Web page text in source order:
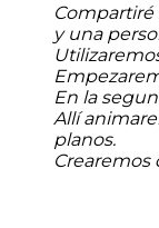
y una
En la
Allí
planos.
Crearemos